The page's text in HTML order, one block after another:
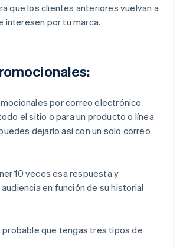
que los clientes anteriores vuelvan a
interesen por tu marca.
por correo electrónico
el sitio o para un producto o línea
dejarlo así con un solo correo
10 veces esa respuesta y
en función de su historial
probable que tengas tres tipos de